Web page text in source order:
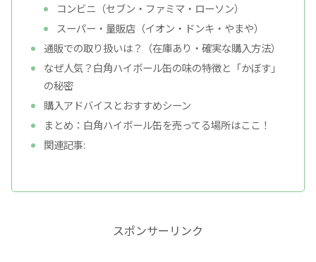
コンビニ（セブン・ファミマ・ローソン）
スーパー・量販店（イオン・ドンキ・やまや）
通販での取り扱いは？（在庫あり・確実な購入方法）
なぜ人気？白角ハイボール缶の味の特徴と「かぼす」
の秘密
購入アドバイスとおすすめシーン
まとめ：白角ハイボール缶を売ってる場所はここ！
関連記事:
スポンサーリンク